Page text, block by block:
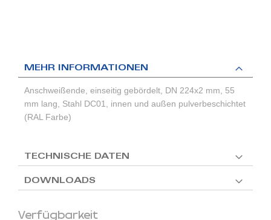
Verfügbarkeit
MEHR INFORMATIONEN
Anschweißende, einseitig gebördelt, DN 224x2 mm, 55
mm lang, Stahl DC01, innen und außen pulverbeschichtet
(RAL Farbe)
TECHNISCHE DATEN
DOWNLOADS